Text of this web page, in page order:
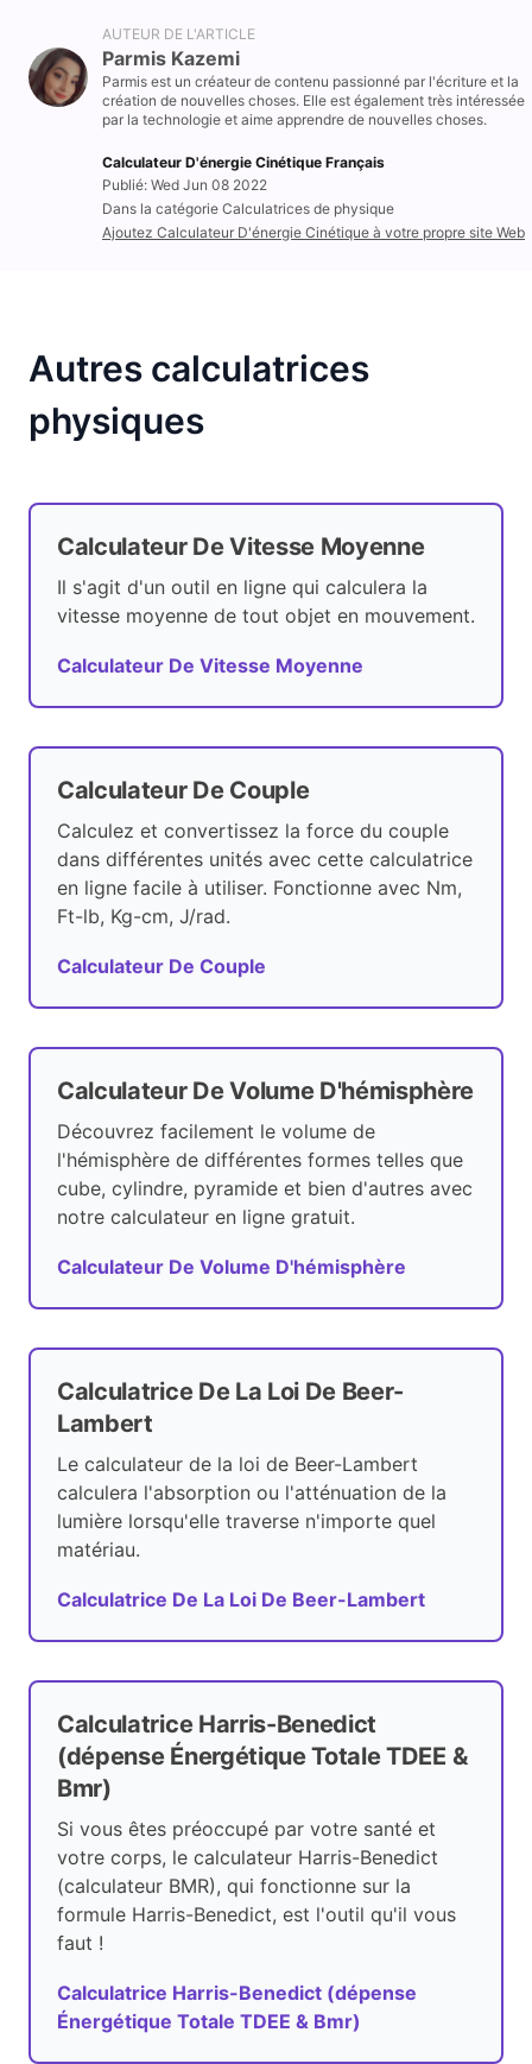
AUTEUR DE L'ARTICLE
Parmis Kazemi
Parmis est un créateur de contenu passionné par l'écriture et la
création de nouvelles choses. Elle est également très intéressée
par la technologie et aime apprendre de nouvelles choses.
Calculateur D'énergie Cinétique Français
Publié: Wed Jun 08 2022
Dans la catégorie Calculatrices de physique
Ajoutez Calculateur D'énergie Cinétique à votre propre site Web
Autres calculatrices
physiques
Calculateur De Vitesse Moyenne
Il s'agit d'un outil en ligne qui calculera la
vitesse moyenne de tout objet en mouvement.
Calculateur De Vitesse Moyenne
Calculateur De Couple
Calculez et convertissez la force du couple
dans différentes unités avec cette calculatrice
en ligne facile à utiliser. Fonctionne avec Nm,
Ft-lb, Kg-cm, J/rad.
Calculateur De Couple
Calculateur De Volume D'hémisphère
Découvrez facilement le volume de
l'hémisphère de différentes formes telles que
cube, cylindre, pyramide et bien d'autres avec
notre calculateur en ligne gratuit.
Calculateur De Volume D'hémisphère
Calculatrice De La Loi De Beer-
Lambert
Le calculateur de la loi de Beer-Lambert
calculera l'absorption ou l'atténuation de la
lumière lorsqu'elle traverse n'importe quel
matériau.
Calculatrice De La Loi De Beer-Lambert
Calculatrice Harris-Benedict
(dépense Énergétique Totale TDEE &
Bmr)
Si vous êtes préoccupé par votre santé et
votre corps, le calculateur Harris-Benedict
(calculateur BMR), qui fonctionne sur la
formule Harris-Benedict, est l'outil qu'il vous
faut !
Calculatrice Harris-Benedict (dépense
Énergétique Totale TDEE & Bmr)